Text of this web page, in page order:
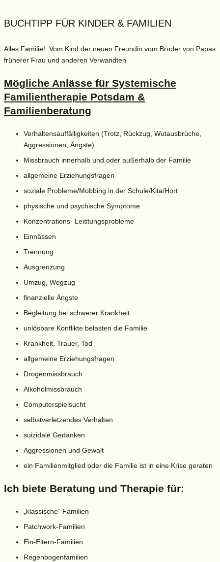
BUCHTIPP FÜR KINDER & FAMILIEN
Alles Familie!: Vom Kind der neuen Freundin vom Bruder von Papas
früherer Frau und anderen Verwandten
Mögliche Anlässe für Systemische
Familientherapie Potsdam &
Familienberatung
Verhaltensauffälligkeiten (Trotz, Rückzug, Wutausbrüche,
Aggressionen, Ängste)
Missbrauch innerhalb und oder außerhalb der Familie
allgemeine Erziehungsfragen
soziale Probleme/Mobbing in der Schule/Kita/Hort
physische und psychische Symptome
Konzentrations- Leistungsprobleme
Einnässen
Trennung
Ausgrenzung
Umzug, Wegzug
finanzielle Ängste
Begleitung bei schwerer Krankheit
unlösbare Konflikte belasten die Familie
Krankheit, Trauer, Tod
allgemeine Erziehungsfragen
Drogenmissbrauch
Alkoholmissbrauch
Computerspielsucht
selbstverletzendes Verhalten
suizidale Gedanken
Aggressionen und Gewalt
ein Familienmitglied oder die Familie ist in eine Krise geraten
Ich biete Beratung und Therapie für:
„klassische“ Familien
Patchwork-Familien
Ein-Eltern-Familien
Regenbogenfamilien